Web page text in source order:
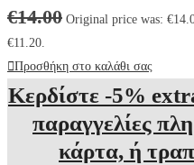
€14.00 Original price was:
€11.20.
Προσθήκη στο καλάθι σας
Κερδίστε -5%
παραγγελίες
κάρτα, ή